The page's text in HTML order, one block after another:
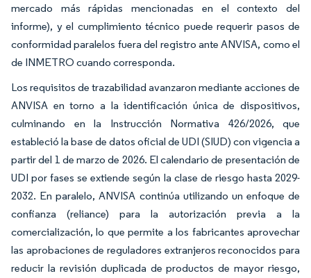
mercado más rápidas mencionadas en el contexto del
informe), y el cumplimiento técnico puede requerir pasos de
conformidad paralelos fuera del registro ante ANVISA, como el
de INMETRO cuando corresponda.
Los requisitos de trazabilidad avanzaron mediante acciones de
ANVISA en torno a la identificación única de dispositivos,
culminando en la Instrucción Normativa 426/2026, que
estableció la base de datos oficial de UDI (SIUD) con vigencia a
partir del 1 de marzo de 2026. El calendario de presentación de
UDI por fases se extiende según la clase de riesgo hasta 2029-
2032. En paralelo, ANVISA continúa utilizando un enfoque de
confianza (reliance) para la autorización previa a la
comercialización, lo que permite a los fabricantes aprovechar
las aprobaciones de reguladores extranjeros reconocidos para
reducir la revisión duplicada de productos de mayor riesgo,